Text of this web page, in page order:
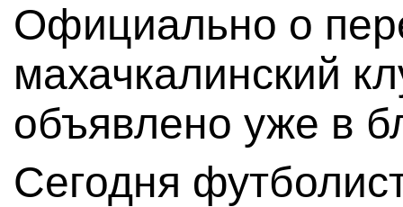
Официально о
махачкалинский
объявлено уже в
Сегодня